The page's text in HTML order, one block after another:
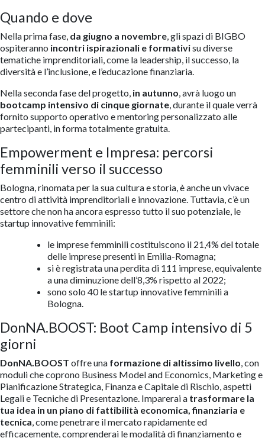
Quando e dove
Nella prima fase, da giugno a novembre, gli spazi di BIGBO
ospiteranno incontri ispirazionali e formativisu diverse
tematiche imprenditoriali, come la leadership, il successo, la
diversità e l’inclusione, e l’educazione finanziaria.
Nella seconda fase del progetto, in autunno, avrà luogo un
bootcamp intensivo di cinque giornate, durante il quale verrà
fornito supporto operativo e mentoring personalizzato alle
partecipanti, in forma totalmente gratuita.
Empowerment e Impresa: percorsi
femminili verso il successo
Bologna, rinomata per la sua cultura e storia, è anche un vivace
centro di attività imprenditoriali e innovazione. Tuttavia, c’è un
settore che non ha ancora espresso tutto il suo potenziale, le
startup innovative femminili:
le imprese femminili costituiscono il 21,4% del totale
delle imprese presenti in Emilia-Romagna;
si è registrata una perdita di 111 imprese, equivalente
a una diminuzione dell’8,3% rispetto al 2022;
sono solo 40 le startup innovative femminili a
Bologna.
DonNA.BOOST: Boot Camp intensivo di 5
giorni
DonNA.BOOST offre una formazione di altissimo livello, con
moduli che coprono Business Model and Economics, Marketing e
Pianificazione Strategica, Finanza e Capitale di Rischio, aspetti
Legali e Tecniche di Presentazione. Imparerai a trasformare la
tua idea in un piano di fattibilità economica, finanziaria e
tecnica, come penetrare il mercato rapidamente ed
efficacemente, comprenderai le modalità di finanziamento e